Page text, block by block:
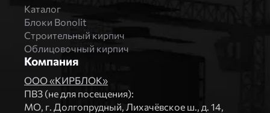
Каталог
Блоки Bonolit
Строительный кирпич
Облицовочный кирпич
Компания
ООО «КИРБЛОК»
ПВЗ (не для посещения):
МO, г. Долгопрудный, Лихачёвское ш., д. 14,